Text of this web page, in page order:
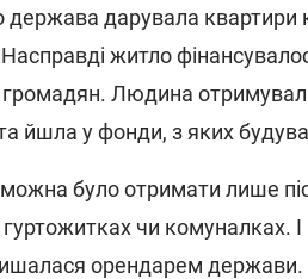
дарувала квартири
Насправді житло
громадян. Людина
йшла у фонди, з яких
було отримати лише
чи комуналках. І
орендарем держави.